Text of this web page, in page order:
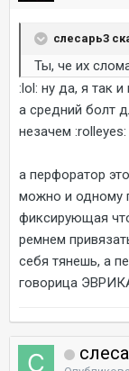
слесарь3
Ты, че их
:lol: ну да, я так
а средний болт
незачем :rolleyes:
а перфоратор
можно и одному
фиксирующая
ремнем
себя тянешь, а
говорица